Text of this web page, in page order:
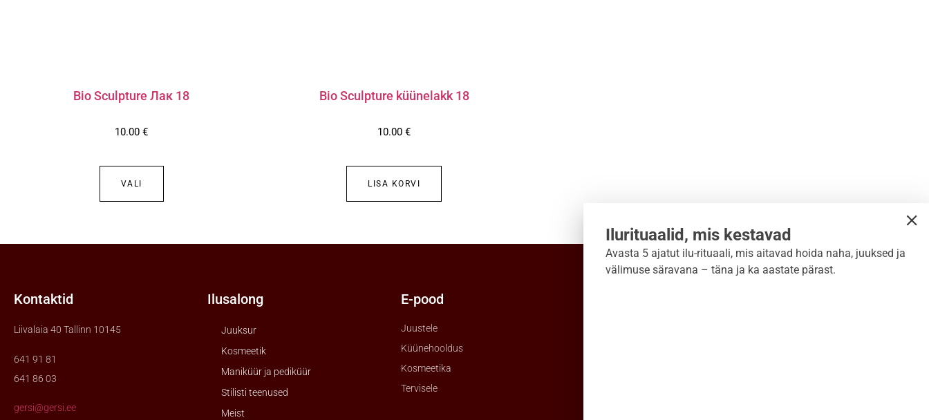
Bio Sculpture Лак 18
10.00 €
VALI
Bio Sculpture küünelakk 18
10.00 €
LISA KORVI
Kontaktid
Liivalaia 40 Tallinn 10145
641 91 81
641 86 03
gersi@gersi.ee
Ilusalong
Juuksur
Kosmeetik
Maniküür ja pediküür
Stilisti teenused
Meist
E-pood
Juustele
Küünehooldus
Kosmeetika
Tervisele
Ilurituaalid, mis kestavad
Avasta 5 ajatut ilu-rituaali, mis aitavad hoida naha, juuksed ja
välimuse säravana – täna ja ka aastate pärast.